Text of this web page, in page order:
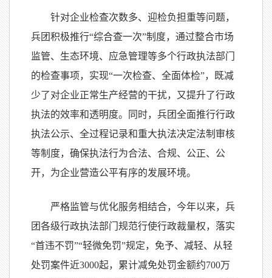
针对企业检查次数多、迎检负担重等问题，
兵团积极推行“综合查一次”制度，通过整合市场
监管、生态环境、应急管理等多个行政执法部门
的检查事项，实现“一次检查、全面体检”，既减
少了对企业正常生产经营的干扰，又提升了行政
执法的效率和透明度。同时，兵团全面推行行政
执法公示、全过程记录和重大执法决定法制审核
等制度，确保执法行为合法、合规、公正、公
开，为企业营造公平有序的发展环境。
严格监管与优化服务相结合，今年以来，兵
团各级行政执法部门规范行使行政裁量权，落实
“首违不罚”“轻微免罚”规定，免予、减轻、从轻
处罚案件近3000起，累计减免处罚金额约700万